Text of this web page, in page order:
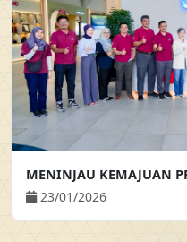
23/01/2026